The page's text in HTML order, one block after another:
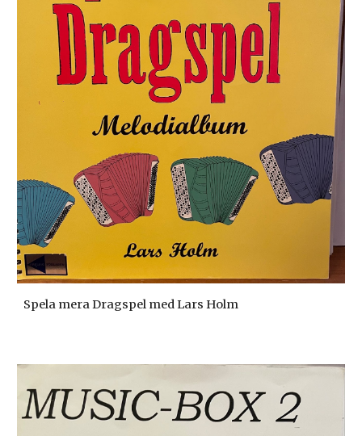
Spela mera Dragspel med Lars Holm